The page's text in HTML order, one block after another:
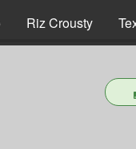
Riz Crousty